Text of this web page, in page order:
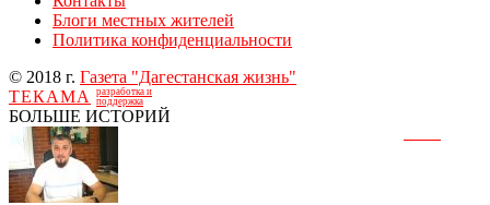
Блоги местных жителей
Политика конфиденциальности
© 2018 г. Газета "Дагестанская жизнь"
ТЕКАМА
разработка и
поддержка
БОЛЬШЕ ИСТОРИЙ